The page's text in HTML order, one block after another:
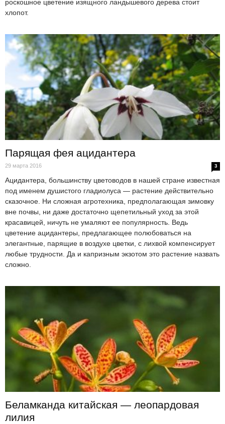
роскошное цветение изящного ландышевого дерева стоит
хлопот.
Парящая фея ацидантера
29 марта 2016 3
Ацидантера, большинству цветоводов в нашей стране известная
под именем душистого гладиолуса — растение действительно
сказочное. Ни сложная агротехника, предполагающая зимовку
вне почвы, ни даже достаточно щепетильный уход за этой
красавицей, ничуть не умаляют ее популярность. Ведь
цветение ацидантеры, предлагающее полюбоваться на
элегантные, парящие в воздухе цветки, с лихвой компенсирует
любые трудности. Да и капризным экзотом это растение назвать
сложно.
Беламканда китайская — леопардовая
лилия